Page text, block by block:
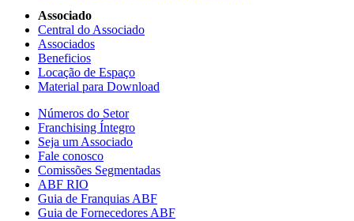
Associado
Central do Associado
Associados
Beneficios
Locação de Espaço
Material para Download
Números do Setor
Franchising Íntegro
Seja um Associado
Fale conosco
Comissões Segmentadas
ABF RIO
Guia de Franquias ABF
Guia de Fornecedores ABF